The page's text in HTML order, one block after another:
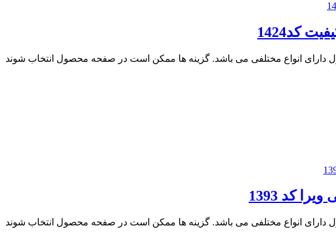
کد1424
دارای انواع مختلفی می باشد. گزینه ها ممکن است در صفحه محصول انتخاب شوند
کد 1393
دارای انواع مختلفی می باشد. گزینه ها ممکن است در صفحه محصول انتخاب شوند